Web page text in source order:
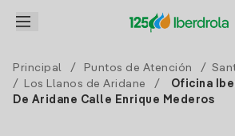
Principal / Puntos de Atención /
/
Los Llanos de Aridane /
Oficina
De Aridane Calle Enrique Mederos